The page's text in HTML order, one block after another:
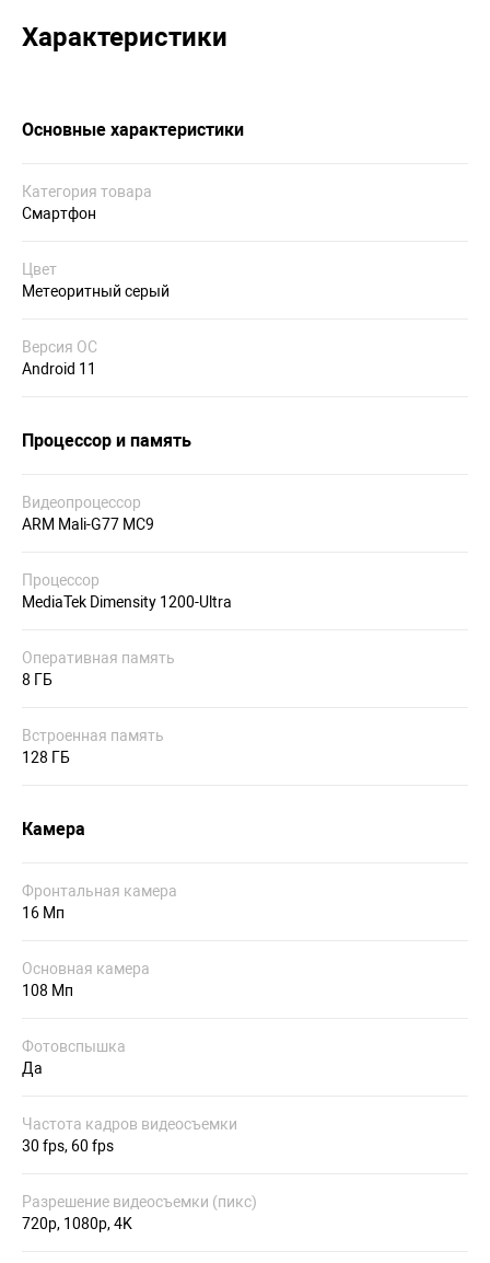
Характеристики
Основные характеристики
Категория товара
Смартфон
Цвет
Метеоритный серый
Версия ОС
Android 11
Процессор и память
Видеопроцессор
ARM Mali-G77 MC9
Процессор
MediaTek Dimensity 1200-Ultra
Оперативная память
8 ГБ
Встроенная память
128 ГБ
Камера
Фронтальная камера
16 Мп
Основная камера
108 Мп
Фотовспышка
Да
Частота кадров видеосъемки
30 fps, 60 fps
Разрешение видеосъемки (пикс)
720p, 1080p, 4K